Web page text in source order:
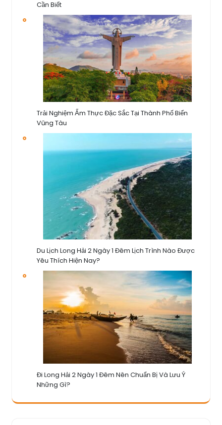
Cần Biết
Trải Nghiệm Ẩm Thực Đặc Sắc Tại Thành Phố Biển
Vũng Tàu
Du Lịch Long Hải 2 Ngày 1 Đêm Lịch Trình Nào Được
Yêu Thích Hiện Nay?
Đi Long Hải 2 Ngày 1 Đêm Nên Chuẩn Bị Và Lưu Ý
Những Gì?